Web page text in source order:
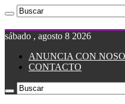
sábado , agosto 8 2026
ANUNCIA CON
CONTACTO